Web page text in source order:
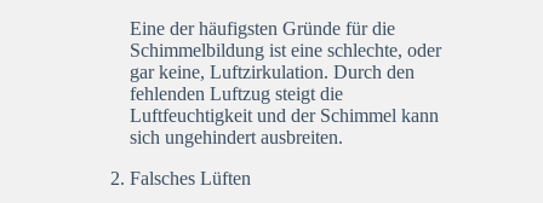
Eine der häufigsten Gründe für die
Schimmelbildung ist eine schlechte, oder
gar keine, Luftzirkulation. Durch den
fehlenden Luftzug steigt die
Luftfeuchtigkeit und der Schimmel kann
sich ungehindert ausbreiten.
Falsches Lüften